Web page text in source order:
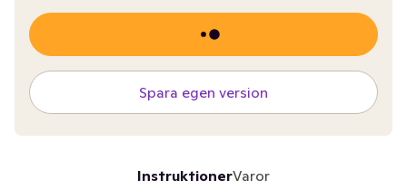
Spara egen version
InstruktionerVaror